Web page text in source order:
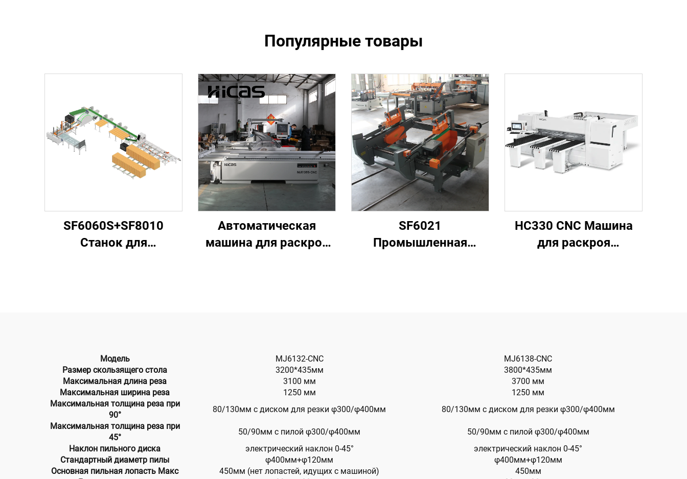
Популярные товары
SF6060S+SF8010
Станок для
Автоматическая
машина для раскроя
SF6021
Промышленная
HC330 CNC Машина
для раскроя
Модель MJ6132-CNC
MJ6138-CNC
Размер скользящего стола
3200*435мм
3800*435мм
Максимальная длина реза
3100 мм
3700 мм
Максимальная ширина реза
1250 мм
1250 мм
Максимальная толщина реза при
90°
80/130мм с диском для резки φ300/φ400мм
80/130мм с диском для резки φ300/φ400мм
Максимальная толщина реза при
45°
50/90мм с пилой φ300/φ400мм
50/90мм с пилой φ300/φ400мм
Наклон пильного диска
электрический наклон 0-45°
электрический наклон 0-45°
Стандартный диаметр пилы
φ400мм+φ120мм
φ400мм+φ120мм
Основная пильная лопасть Макс
450мм (нет лопастей, идущих с машиной)
450мм